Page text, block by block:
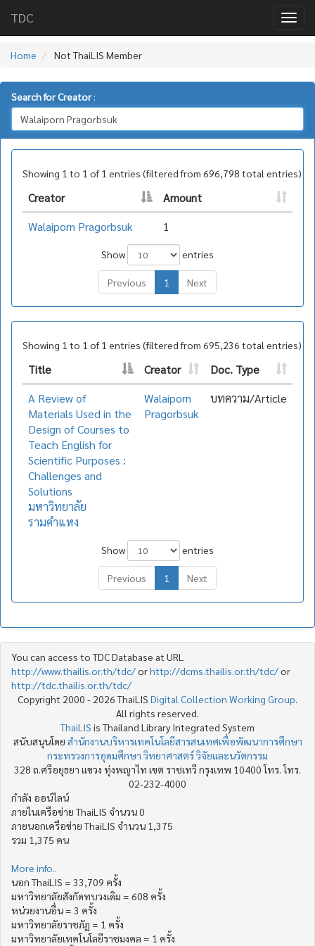
TDC
Home Not ThaiLIS Member
Search for Creator:
Showing 1 to 1 of 1 entries (filtered from 696,798 total entries)
Creator
Amount
Walaiporn Pragorbsuk
1
Show entries
Previous 1 Next
Showing 1 to 1 of 1 entries (filtered from 695,236 total entries)
Title Creator
Doc. Type
A Review of
Materials Used in the
Design of Courses to
Teach English for
Scientific Purposes :
Challenges and
Solutions
มหาวิทยาลัย
รามคำแหง
Walaiporn
Pragorbsuk
บทความ/Article
Show entries
Previous 1 Next
You can access to TDC Database at URL
http://www.thailis.or.th/tdc/orhttp://dcms.thailis.or.th/tdc/or
http://tdc.thailis.or.th/tdc/
Copyright 2000 - 2026 ThaiLIS Digital Collection Working Group.
All rights reserved.
ThaiLIS is Thailand Library Integrated System
สนับสนุนโดย สำนักงานบริหารเทคโนโลยีสารสนเทศเพื่อพัฒนาการศึกษา
กระทรวงการอุดมศึกษา วิทยาศาสตร์ วิจัยและนวัตกรรม
328 ถ.ศรีอยุธยา แขวง ทุ่งพญาไท เขต ราชเทวี กรุงเทพ 10400 โทร. โทร.
02-232-4000
กำลัง ออน์ไลน์
ภายในเครือข่าย ThaiLIS จำนวน 0
ภายนอกเครือข่าย ThaiLIS จำนวน 1,375
รวม 1,375 คน
More info..
นอก ThaiLIS = 33,709 ครั้ง
มหาวิทยาลัยสังกัดทบวงเดิม = 608 ครั้ง
หน่วยงานอื่น = 3 ครั้ง
มหาวิทยาลัยราชภัฏ = 1 ครั้ง
มหาวิทยาลัยเทคโนโลยีราชมงคล = 1 ครั้ง